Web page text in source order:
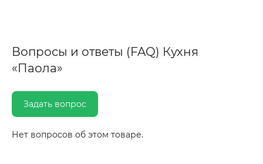
Вопросы и ответы (FAQ) Кухня
«Паола»
Задать вопрос
Нет вопросов об этом товаре.